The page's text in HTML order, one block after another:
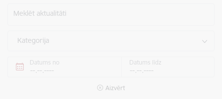
Meklēt aktualitāti
Kategorija
Datums no Datums līdz
Aizvērt